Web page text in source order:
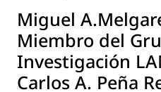
Miguel
Miembro del
Investigación
Carlos A. Peña